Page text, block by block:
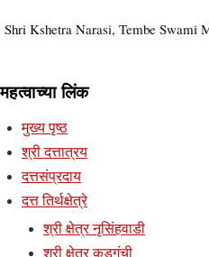
Shri Kshetra Narasi, Tembe Swami
महत्वाच्या लिंक
मुख्य पृष्ठ
श्री दत्तात्रय
दत्तसंप्रदाय
दत्त तिर्थक्षेत्रे
श्री क्षेत्र नृसिंहवाडी
श्री क्षेत्र कडगंची